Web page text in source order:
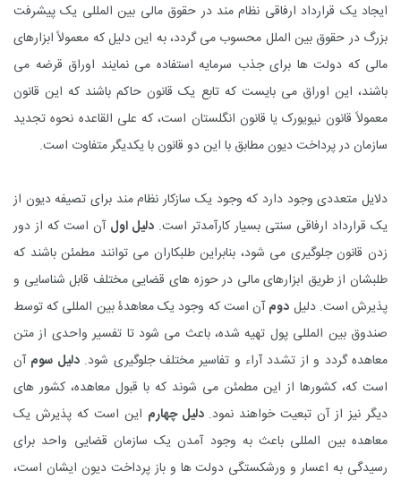
ایجاد یک قرارداد ارفاقی نظام مند در حقوق مالی بین المللی یک پیشرفت
بزرگ در حقوق بین الملل محسوب می گردد، به این دلیل که معمولاً ابزارهای
مالی که دولت ها برای جذب سرمایه استفاده می نمایند اوراق قرضه می
باشند، این اوراق می بایست که تابع یک قانون حاکم باشند که این قانون
معمولاً قانون نیویورک یا قانون انگلستان است، که علی القاعده نحوه تجدید
سازمان در پرداخت دیون مطابق با این دو قانون با یکدیگر متفاوت است.
دلایل متعددی وجود دارد که وجود یک سازکار نظام مند برای تصیفه دیون از
یک قرارداد ارفاقی سنتی بسیار کارآمدتر است. دلیل اول آن است که از دور
زدن قانون جلوگیری می شود، بنابراین طلبکاران می توانند مطمئن باشند که
طلبشان از طریق ابزارهای مالی در حوزه های قضایی مختلف قابل شناسایی و
پذیرش است. دلیل دوم آن است که وجود یک معاهدۀ بین المللی که توسط
صندوق بین المللی پول تهیه شده، باعث می شود تا تفسیر واحدی از متن
معاهده گردد و از تشدد آراء و تفاسیر مختلف جلوگیری شود.دلیل سوم آن
است که، کشورها از این مطمئن می شوند که با قبول معاهده، کشور های
دیگر نیز از آن تبعیت خواهند نمود.دلیل چهارم این است که پذیرش یک
معاهده بین المللی باعث به وجود آمدن یک سازمان قضایی واحد برای
رسیدگی به اعسار و ورشکستگی دولت ها و باز پرداخت دیون ایشان است،